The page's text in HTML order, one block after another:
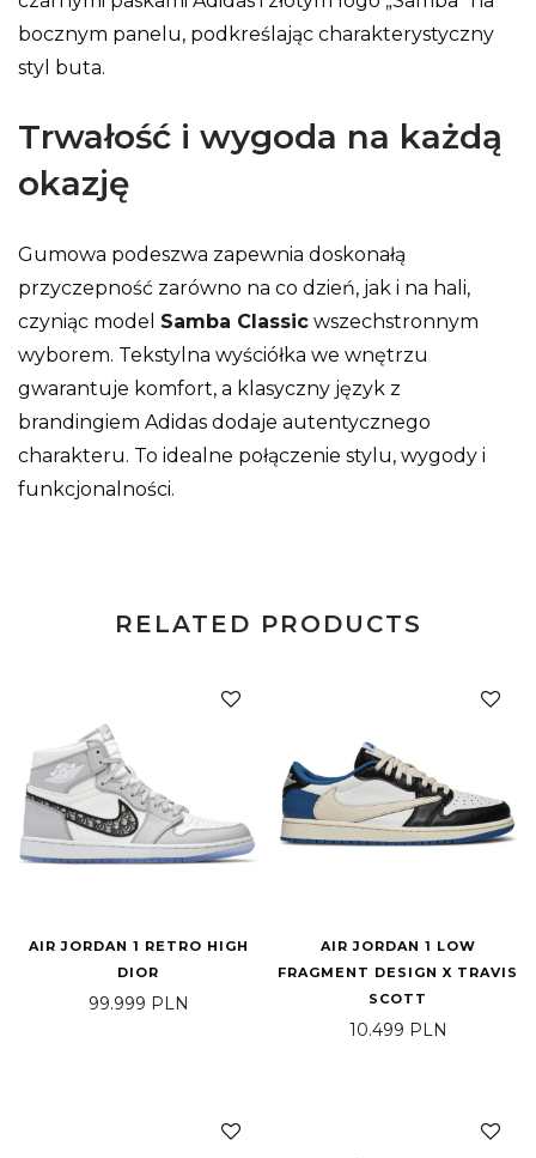
bocznym panelu, podkreślając charakterystyczny
styl buta.
Trwałość i wygoda na każdą
okazję
Gumowa podeszwa zapewnia doskonałą
przyczepność zarówno na co dzień, jak i na hali,
czyniąc model Samba Classic wszechstronnym
wyborem. Tekstylna wyściółka we wnętrzu
gwarantuje komfort, a klasyczny język z
brandingiem Adidas dodaje autentycznego
charakteru. To idealne połączenie stylu, wygody i
funkcjonalności.
RELATED PRODUCTS
AIR JORDAN 1 RETRO HIGH
DIOR
99.999 PLN
AIR JORDAN 1 LOW
FRAGMENT DESIGN X TRAVIS
SCOTT
10.499 PLN